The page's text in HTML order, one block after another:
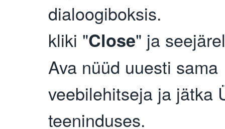
dialoogiboksis.
kliki "Close" ja
Ava nüüd uuesti sama
veebilehitseja ja jätka
teeninduses.